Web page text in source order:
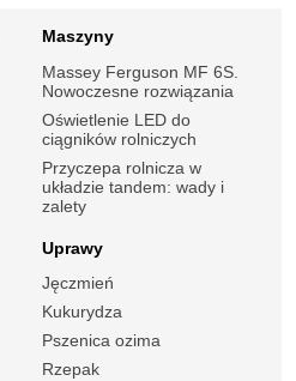
Maszyny
Massey Ferguson MF 6S.
Nowoczesne rozwiązania
Oświetlenie LED do
ciągników rolniczych
Przyczepa rolnicza w
układzie tandem: wady i
zalety
Uprawy
Jęczmień
Kukurydza
Pszenica ozima
Rzepak